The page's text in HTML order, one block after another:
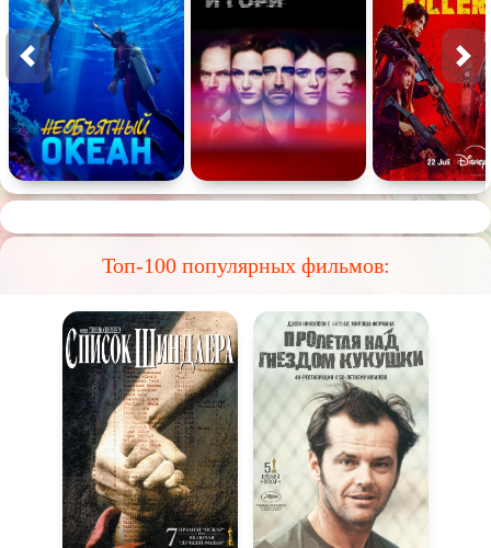
Топ-100 популярных фильмов: